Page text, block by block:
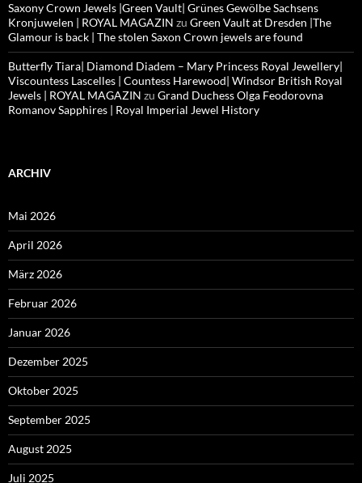
Saxony Crown Jewels |Green Vault| Grünes Gewölbe Sachsens
Kronjuwelen | ROYAL MAGAZIN zu Green Vault at Dresden |The
Glamour is back | The stolen Saxon Crown jewels are found
Butterfly Tiara| Diamond Diadem – Mary Princess Royal Jewellery|
Viscountess Lascelles | Countess Harewood| Windsor British Royal
Jewels | ROYAL MAGAZIN zu Grand Duchess Olga Feodorovna
Romanov Sapphires | Royal Imperial Jewel History
ARCHIV
Mai 2026
April 2026
März 2026
Februar 2026
Januar 2026
Dezember 2025
Oktober 2025
September 2025
August 2025
Juli 2025